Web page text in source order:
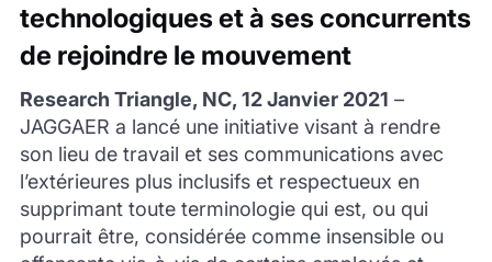
technologiques et à ses concurrents
de rejoindre le mouvement
Research Triangle, NC, 12 Janvier 2021 –
JAGGAER a lancé une initiative visant à rendre
son lieu de travail et ses communications avec
l’extérieures plus inclusifs et respectueux en
supprimant toute terminologie qui est, ou qui
pourrait être, considérée comme insensible ou